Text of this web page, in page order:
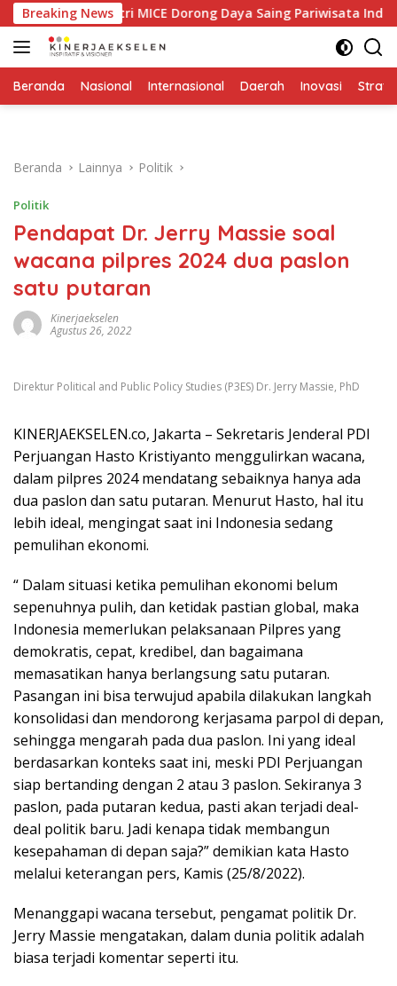
Langsung
ke
konten
Breaking News
Industri MICE Dorong Daya Saing Pariwisata Indonesia
Beranda Nasional Internasional Daerah Inovasi
Beranda Lainnya Politik
Politik
Pendapat Dr. Jerry Massie soal
wacana pilpres 2024 dua paslon
satu putaran
Kinerjaekselen
Agustus 26, 2022
Direktur Political and Public Policy Studies (P3ES) Dr. Jerry Massie, PhD
KINERJAEKSELEN.co, Jakarta – Sekretaris Jenderal PDI
Perjuangan Hasto Kristiyanto menggulirkan wacana,
dalam pilpres 2024 mendatang sebaiknya hanya ada
dua paslon dan satu putaran. Menurut Hasto, hal itu
lebih ideal, mengingat saat ini Indonesia sedang
pemulihan ekonomi.
“ Dalam situasi ketika pemulihan ekonomi belum
sepenuhnya pulih, dan ketidak pastian global, maka
Indonesia memerlukan pelaksanaan Pilpres yang
demokratis, cepat, kredibel, dan bagaimana
memasatikan hanya berlangsung satu putaran.
Pasangan ini bisa terwujud apabila dilakukan langkah
konsolidasi dan mendorong kerjasama parpol di depan,
sehingga mengarah pada dua paslon. Ini yang ideal
berdasarkan konteks saat ini, meski PDI Perjuangan
siap bertanding dengan 2 atau 3 paslon. Sekiranya 3
paslon, pada putaran kedua, pasti akan terjadi deal-
deal politik baru. Jadi kenapa tidak membangun
kesepahaman di depan saja?” demikian kata Hasto
melalui keterangan pers, Kamis (25/8/2022).
Menanggapi wacana tersebut, pengamat politik Dr.
Jerry Massie mengatakan, dalam dunia politik adalah
biasa terjadi komentar seperti itu.